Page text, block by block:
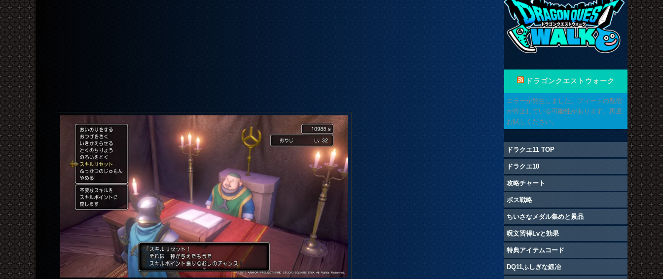
ドラゴンクエストウォーク
エラーが発生しました。フィードの配信
が停止している可能性があります。再度
お試しください。
ドラクエ11 TOP
ドラクエ10
攻略チャート
ボス戦略
ちいさなメダル集めと景品
呪文習得Lvと効果
特典アイテムコード
DQ11ふしぎな鍛冶